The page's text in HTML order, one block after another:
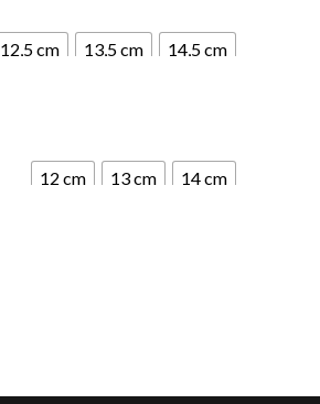
12,5 cm 13,5 cm 14,5 cm
12 cm 13 cm 14 cm